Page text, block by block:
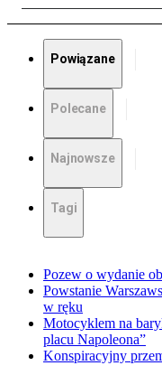
Powiązane
Polecane
Najnowsze
Tagi
Pozew o wydanie
Powstanie
w ręku
Motocyklem na
placu Napoleona”
Konspiracyjny